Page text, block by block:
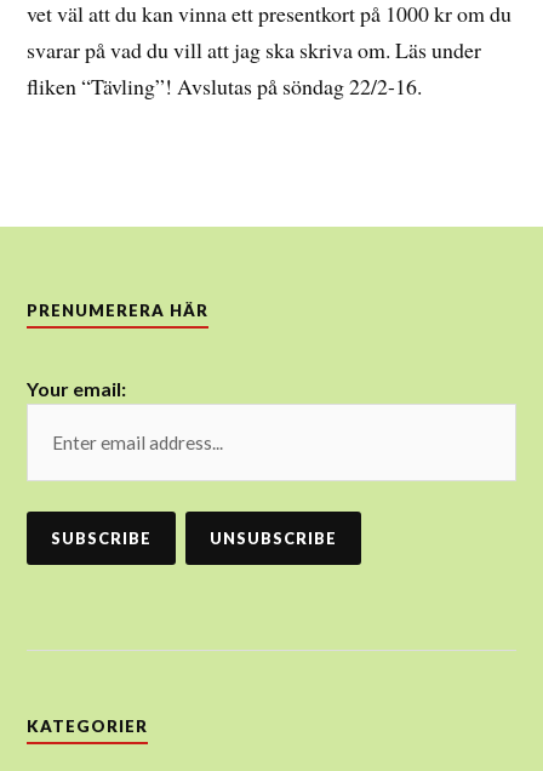
vet väl att du kan vinna ett presentkort på 1000 kr om du
svarar på vad du vill att jag ska skriva om. Läs under
fliken “Tävling”! Avslutas på söndag 22/2-16.
PRENUMERERA HÄR
Your email:
KATEGORIER